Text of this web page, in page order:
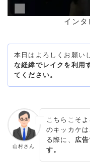
イン
本日はよろしくお願い
な経緯でレイクを利用
てください。
山村さん
こちらこそ
のキッカケ
る際に、 広
す。